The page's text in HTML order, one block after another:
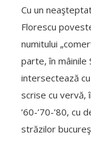
Cu un
Florescu
numitului
parte, în mâinile
intersectează
scrise cu vervă,
’60-’70-’80, cu
străzilor